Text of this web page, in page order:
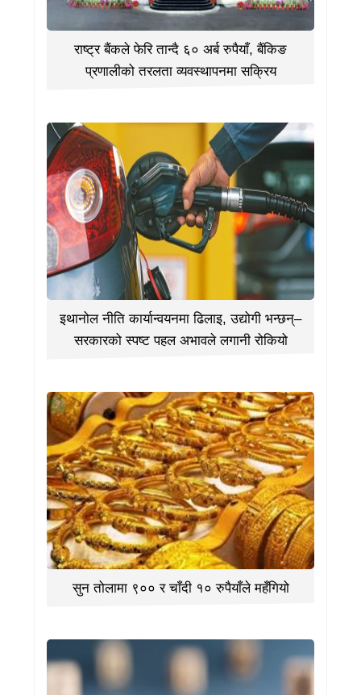
राष्ट्र बैंकले फेरि तान्दै ६० अर्ब रुपैयाँ, बैंकिङ
प्रणालीको तरलता व्यवस्थापनमा सक्रिय
इथानोल नीति कार्यान्वयनमा ढिलाइ, उद्योगी भन्छन्–
सरकारको स्पष्ट पहल अभावले लगानी रोकियो
सुन तोलामा ९०० र चाँदी १० रुपैयाँले महँगियो